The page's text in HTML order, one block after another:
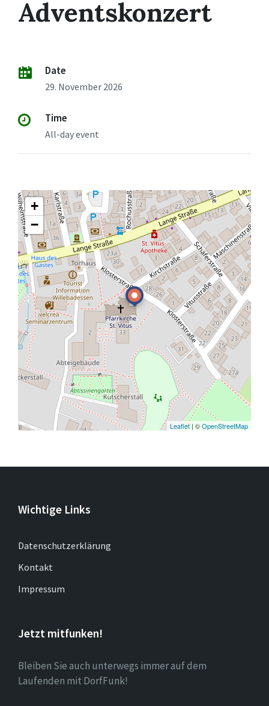
Adventskonzert
Date
29. November 2026
Time
All-day event
+
−
Leaflet | ©OpenStreetMap
Wichtige Links
Datenschutzerklärung
Kontakt
Impressum
Jetzt mitfunken!
Bleiben Sie auch unterwegs immer auf dem
Laufenden mit DorfFunk!